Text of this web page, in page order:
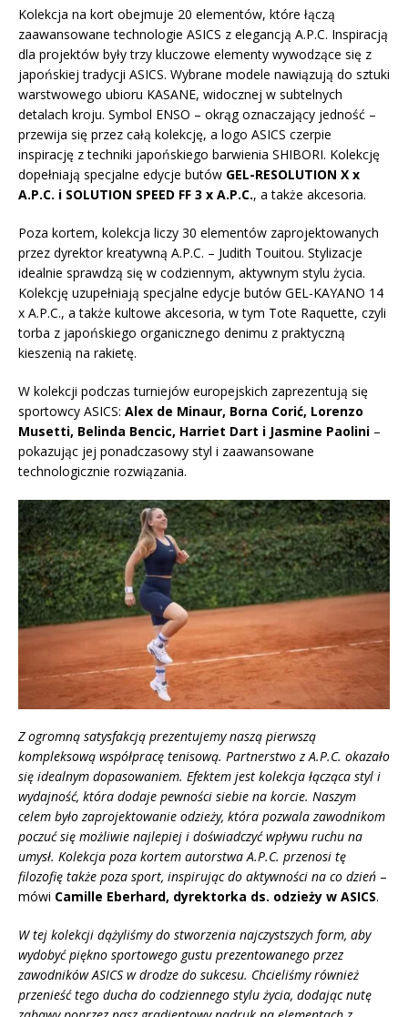
Kolekcja na kort obejmuje 20 elementów, które łączą
zaawansowane technologie ASICS z elegancją A.P.C. Inspiracją
dla projektów były trzy kluczowe elementy wywodzące się z
japońskiej tradycji ASICS. Wybrane modele nawiązują do sztuki
warstwowego ubioru KASANE, widocznej w subtelnych
detalach kroju. Symbol ENSO – okrąg oznaczający jedność –
przewija się przez całą kolekcję, a logo ASICS czerpie
inspirację z techniki japońskiego barwienia SHIBORI. Kolekcję
dopełniają specjalne edycje butów GEL-RESOLUTION X x
A.P.C. i SOLUTION SPEED FF 3 x A.P.C., a także akcesoria.
Poza kortem, kolekcja liczy 30 elementów zaprojektowanych
przez dyrektor kreatywną A.P.C. – Judith Touitou. Stylizacje
idealnie sprawdzą się w codziennym, aktywnym stylu życia.
Kolekcję uzupełniają specjalne edycje butów GEL-KAYANO 14
x A.P.C., a także kultowe akcesoria, w tym Tote Raquette, czyli
torba z japońskiego organicznego denimu z praktyczną
kieszenią na rakietę.
W kolekcji podczas turniejów europejskich zaprezentują się
sportowcy ASICS: Alex de Minaur, Borna Corić, Lorenzo
Musetti, Belinda Bencic, Harriet Dart i Jasmine Paolini –
pokazując jej ponadczasowy styl i zaawansowane
technologicznie rozwiązania.
Z ogromną satysfakcją prezentujemy naszą pierwszą
kompleksową współpracę tenisową. Partnerstwo z A.P.C. okazało
się idealnym dopasowaniem. Efektem jest kolekcja łącząca styl i
wydajność, która dodaje pewności siebie na korcie. Naszym
celem było zaprojektowanie odzieży, która pozwala zawodnikom
poczuć się możliwie najlepiej i doświadczyć wpływu ruchu na
umysł. Kolekcja poza kortem autorstwa A.P.C. przenosi tę
filozofię także poza sport, inspirując do aktywności na co dzień –
mówi Camille Eberhard, dyrektorka ds. odzieży w ASICS.
W tej kolekcji dążyliśmy do stworzenia najczystszych form, aby
wydobyć piękno sportowego gustu prezentowanego przez
zawodników ASICS w drodze do sukcesu. Chcieliśmy również
przenieść tego ducha do codziennego stylu życia, dodając nutę